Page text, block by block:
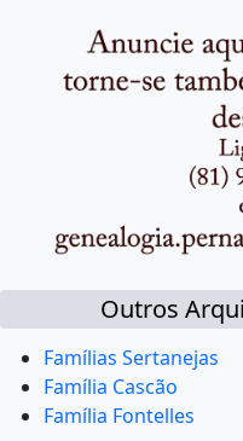
Outros
Famílias Sertanejas
Família Cascão
Família Fontelles